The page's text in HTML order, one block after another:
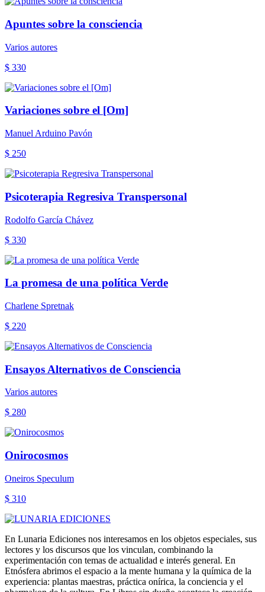
Apuntes sobre la consciencia
Varios autores
$ 330
Variaciones sobre el [Om]
Manuel Arduino Pavón
$ 250
Psicoterapia Regresiva Transpersonal
Rodolfo García Chávez
$ 330
La promesa de una política Verde
Charlene Spretnak
$ 220
Ensayos Alternativos de Consciencia
Varios autores
$ 280
Onirocosmos
Oneiros Speculum
$ 310
En Lunaria Ediciones nos interesamos en los objetos especiales, sus
lectores y los discursos que los vinculan, combinando la
experimentación con temas de actualidad e interés general. En
Etnósfera abrimos el espacio a la mente humana y la química de la
experiencia: plantas maestras, práctica onírica, la conciencia y el